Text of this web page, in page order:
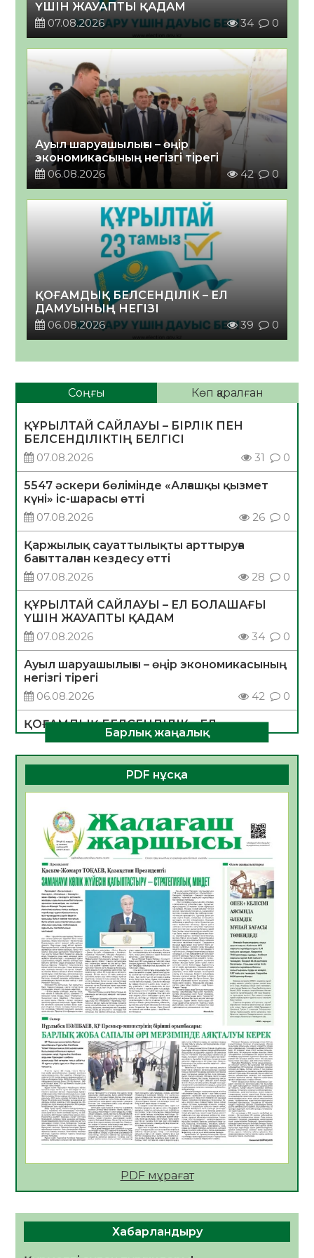
ҮШІН ЖАУАПТЫ ҚАДАМ
07.08.2026
34 0
Ауыл шаруашылығы – өңір
экономикасының негізгі тірегі
06.08.2026
42 0
ҚОҒАМДЫҚ БЕЛСЕНДІЛІК – ЕЛ
ДАМУЫНЫҢ НЕГІЗІ
06.08.2026
39 0
Соңғы Көп қаралған
ҚҰРЫЛТАЙ САЙЛАУЫ – БІРЛІК ПЕН
БЕЛСЕНДІЛІКТІҢ БЕЛГІСІ
07.08.2026
31 0
5547 әскери бөлімінде «Алғашқы қызмет
күні» іс-шарасы өтті
07.08.2026
26 0
Қаржылық сауаттылықты арттыруға
бағытталған кездесу өтті
07.08.2026
28 0
ҚҰРЫЛТАЙ САЙЛАУЫ – ЕЛ БОЛАШАҒЫ
ҮШІН ЖАУАПТЫ ҚАДАМ
07.08.2026
34 0
Ауыл шаруашылығы – өңір экономикасының
негізгі тірегі
06.08.2026
42 0
ҚОҒАМДЫҚ БЕЛСЕНДІЛІК – ЕЛ
ДАМУЫНЫҢ НЕГІЗІ
06.08.2026
39 0
ҚҰРЫЛТАЙ САЙЛАУЫ – БОЛАШАҚҚА
БАСТАР ЖАУАПТЫ ТАҢДАУ
06.08.2026
Инфекциялық ауруларға қарсы иммундау
жұмыстарының тиімділігі
06.08.2026
44
Көкжөтел ауруы туралы
06.08.2026
39
АПВ вакцинасы туралы мәлімет
06.08.2026
39
Open Air: Қызылорда облысы полиция
департаменті 20 мыңнан астам
көрерменнің қауіпсіздігін қамтамасыз етті
06.08.2026
51
ҚЫЗЫЛОРДАДА «САНАЛЫ ҰРПАҚ –
ЖАРҚЫН БОЛАШАҚ» АТТЫ КЕҢЕЙТІЛГЕН
МӘЖІЛІС ӨТТІ
05.08.2026
52
Қазақстан Орталық Азиядағы көшуге ең
азаматтың міндеті
Барлық жаңалық
PDF нұсқа
PDF мұрағат
Хабарландыру